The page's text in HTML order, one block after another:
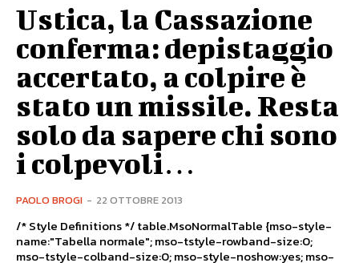
Ustica, la Cassazione
conferma: depistaggio
accertato, a colpire è
stato un missile. Resta
solo da sapere chi sono
i colpevoli…
PAOLO BROGI - 22 OTTOBRE 2013
/* Style Definitions */ table.MsoNormalTable {mso-style-
name:"Tabella normale"; mso-tstyle-rowband-size:0;
mso-tstyle-colband-size:0; mso-style-noshow:yes; mso-